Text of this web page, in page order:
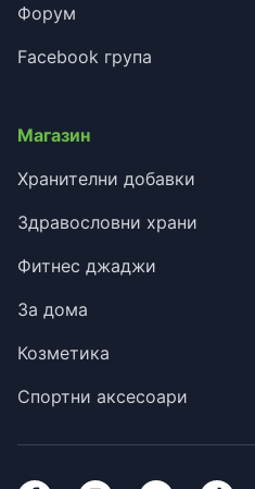
Форум
Facebook група
Магазин
Хранителни добавки
Здравословни храни
Фитнес джаджи
За дома
Козметика
Спортни аксесоари